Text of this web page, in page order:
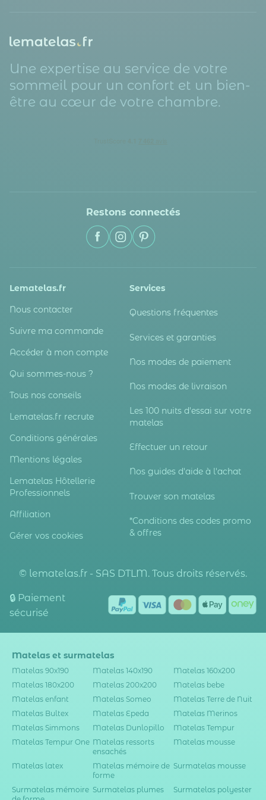
Une expertise au service de votre
sommeil pour un confort et un bien-
être au cœur de votre chambre.
Restons connectés
Lematelas.fr
Nous contacter
Suivre ma commande
Accéder à mon compte
Qui sommes-nous ?
Tous nos conseils
Lematelas.fr recrute
Conditions générales
Mentions légales
Lematelas Hôtellerie
Professionnels
Affiliation
Gérer vos cookies
Services
Questions fréquentes
Services et garanties
Nos modes de paiement
Nos modes de livraison
Les 100 nuits d'essai sur votre
matelas
Effectuer un retour
Nos guides d'aide à l'achat
Trouver son matelas
*Conditions des codes promo
& offres
© lematelas.fr - SAS DTLM. Tous droits réservés.
🔒 Paiement
sécurisé
Matelas et surmatelas
Matelas 90x190 Matelas 140x190
Matelas 160x200
Matelas 180x200
Matelas 200x200
Matelas bebe
Matelas enfant
Matelas Someo
Matelas Terre de Nuit
Matelas Bultex
Matelas Epeda
Matelas Merinos
Matelas Simmons
Matelas Dunlopillo
Matelas Tempur
Matelas Tempur One Matelas ressorts
ensachés
Matelas mousse
Matelas latex
Matelas mémoire de
forme
Surmatelas mousse
Surmatelas mémoire Surmatelas plumes Surmatelas polyester